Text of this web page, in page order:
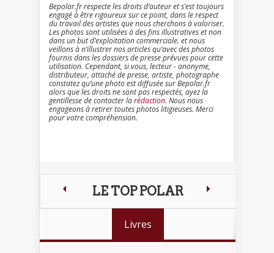
Bepolar.fr respecte les droits d’auteur et s’est toujours
engagé à être rigoureux sur ce point, dans le respect
du travail des artistes que nous cherchons à valoriser.
Les photos sont utilisées à des fins illustratives et non
dans un but d’exploitation commerciale. et nous
veillons à n’illustrer nos articles qu’avec des photos
fournis dans les dossiers de presse prévues pour cette
utilisation. Cependant, si vous, lecteur - anonyme,
distributeur, attaché de presse, artiste, photographe
constatez qu’une photo est diffusée sur Bepolar.fr
alors que les droits ne sont pas respectés, ayez la
gentillesse de contacter larédaction. Nous nous
engageons à retirer toutes photos litigieuses. Merci
pour votre compréhension.
LE TOP POLAR
Livres